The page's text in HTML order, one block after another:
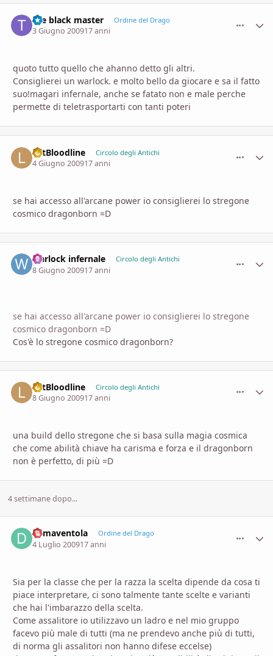
the black master Ordine del Drago
3 Giugno 200917 anni
quoto tutto quello che ahanno detto gli altri.
Consiglierei un warlock. e molto bello da giocare e sa il fatto
suo!magari infernale, anche se fatato non e male perche
permette di teletrasportarti con tanti poteri
LetBloodline Circolo degli Antichi
4 Giugno 200917 anni
se hai accesso all'arcane power io consiglierei lo stregone
cosmico dragonborn =D
warlock infernale Circolo degli Antichi
8 Giugno 200917 anni
se hai accesso all'arcane power io consiglierei lo stregone
cosmico dragonborn =D
Cos'è lo stregone cosmico dragonborn?
LetBloodline Circolo degli Antichi
8 Giugno 200917 anni
una build dello stregone che si basa sulla magia cosmica
che come abilità chiave ha carisma e forza e il dragonborn
non è perfetto, di più =D
4 settimane dopo...
demaventola Ordine del Drago
4 Luglio 200917 anni
Sia per la classe che per la razza la scelta dipende da cosa ti
piace interpretare, ci sono talmente tante scelte e varianti
che hai l'imbarazzo della scelta.
Come assalitore io utilizzavo un ladro e nel mio gruppo
facevo più male di tutti (ma ne prendevo anche più di tutti,
di norma gli assalitori non hanno difese eccelse)